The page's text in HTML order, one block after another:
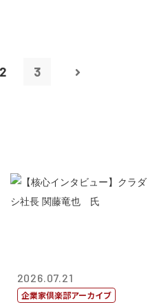
2 3
2026.07.21
企業家倶楽部アーカイブ